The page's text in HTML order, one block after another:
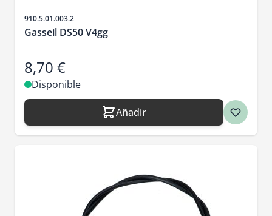
SKU
910.5.01.003.2
Gasseil DS50 V4gg
8,70 €
Disponible
Añadir